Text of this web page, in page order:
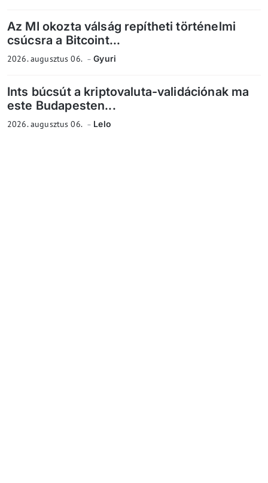
Az MI okozta válság repítheti történelmi
csúcsra a Bitcoint...
2026. augusztus 06. Gyuri
Ints búcsút a kriptovaluta-validációnak ma
este Budapesten...
2026. augusztus 06. Lelo